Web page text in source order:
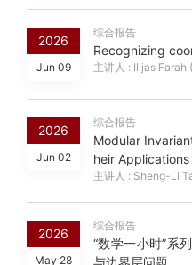
2026
Jun 09
综合报告
Recognizing
主讲人 : Ilijas
2026
Jun 02
综合报告
Modular
heir Applications
主讲人 : Sheng-Li
2026
May 28
综合报告
“数学一小时”系